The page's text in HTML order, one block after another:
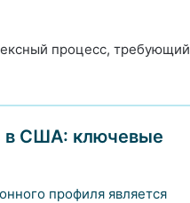
процесс, требующий
в США: ключевые
профиля является